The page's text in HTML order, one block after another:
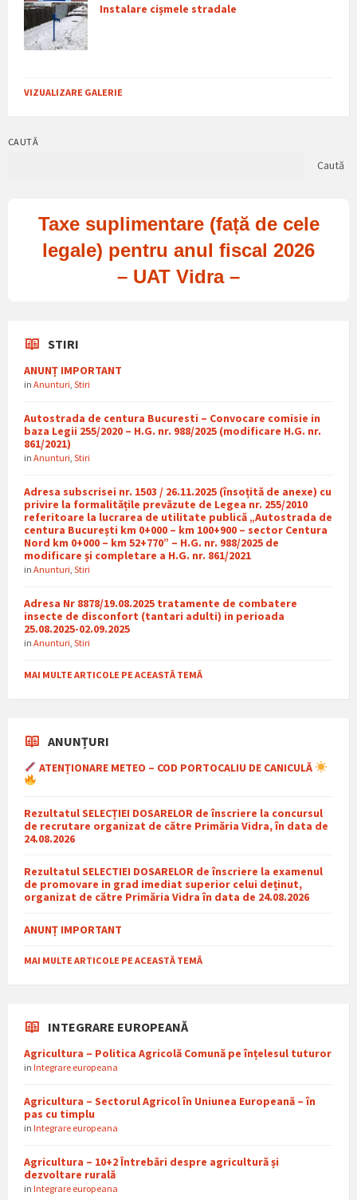
Instalare cișmele stradale
VIZUALIZARE GALERIE
CAUTĂ
Caută
Taxe suplimentare (față de cele
legale) pentru anul fiscal 2026
– UAT Vidra –
STIRI
ANUNȚ IMPORTANT
in Anunturi Stiri
Autostrada de centura Bucuresti – Convocare comisie in
baza Legii 255/2020 – H.G. nr. 988/2025 (modificare H.G. nr.
861/2021)
in Anunturi Stiri
Adresa subscrisei nr. 1503 / 26.11.2025 (însoțită de anexe) cu
privire la formalitățile prevăzute de Legea nr. 255/2010
referitoare la lucrarea de utilitate publică „Autostrada de
centura București km 0+000 – km 100+900 – sector Centura
Nord km 0+000 – km 52+770” – H.G. nr. 988/2025 de
modificare și completare a H.G. nr. 861/2021
in Anunturi Stiri
Adresa Nr 8878/19.08.2025 tratamente de combatere
insecte de disconfort (tantari adulti) in perioada
25.08.2025-02.09.2025
in Anunturi Stiri
MAI MULTE ARTICOLE PE ACEASTĂ TEMĂ
ANUNȚURI
ATENȚIONARE METEO – COD PORTOCALIU DE CANICULĂ
Rezultatul SELECȚIEI DOSARELOR de înscriere la concursul
de recrutare organizat de către Primăria Vidra, în data de
24.08.2026
Rezultatul SELECTIEI DOSARELOR de înscriere la examenul
de promovare in grad imediat superior celui deținut,
organizat de către Primăria Vidra în data de 24.08.2026
ANUNȚ IMPORTANT
MAI MULTE ARTICOLE PE ACEASTĂ TEMĂ
INTEGRARE EUROPEANĂ
Agricultura – Politica Agricolă Comună pe înțelesul tuturor
in Integrare europeana
Agricultura – Sectorul Agricol în Uniunea Europeană – în
pas cu timplu
in Integrare europeana
Agricultura – 10+2 Întrebări despre agricultură și
dezvoltare rurală
in Integrare europeana